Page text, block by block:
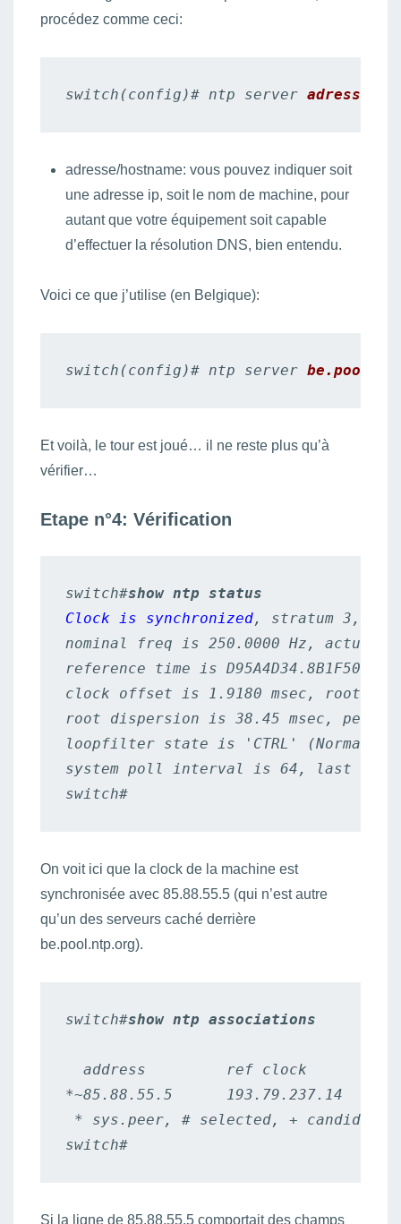
procédez comme ceci:
switch(config)# ntp server adresse/
adresse/hostname: vous pouvez indiquer soit
une adresse ip, soit le nom de machine, pour
autant que votre équipement soit capable
d’effectuer la résolution DNS, bien entendu.
Voici ce que j’utilise (en Belgique):
switch(config)# ntp server
Et voilà, le tour est joué… il ne reste plus qu’à
vérifier…
Etape n°4: Vérification
switch#show ntp status
Clock is synchronized, stratum 3,
nominal freq is 250.0000 Hz, actual
reference time is D95A4D34.8B1F5043
clock offset is 1.9180 msec, root
root dispersion is 38.45 msec, peer
loopfilter state is 'CTRL' (Normal
system poll interval is 64, last
switch#
On voit ici que la clock de la machine est
synchronisée avec 85.88.55.5 (qui n’est autre
qu’un des serveurs caché derrière
be.pool.ntp.org).
switch#show ntp associations
address         ref clock       st
*~85.88.55.5      193.79.237.14
* sys.peer, # selected, +
switch#
Si la ligne de 85.88.55.5 comportait des champs